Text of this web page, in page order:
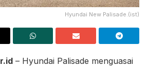
Hyundai New Palisade.(ist)
– Hyundai Palisade menguasai